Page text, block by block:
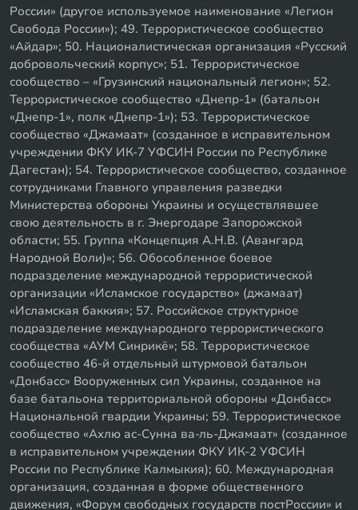
России» (другое используемое наименование «Легион
Свобода России»); 49. Террористическое сообщество
«Айдар»; 50. Националистическая организация «Русский
добровольческий корпус»; 51. Террористическое
сообщество – «Грузинский национальный легион»; 52.
Террористическое сообщество «Днепр-1» (батальон
«Днепр-1», полк «Днепр-1»); 53. Террористическое
сообщество «Джамаат» (созданное в исправительном
учреждении ФКУ ИК-7 УФСИН России по Республике
Дагестан); 54. Террористическое сообщество, созданное
сотрудниками Главного управления разведки
Министерства обороны Украины и осуществлявшее
свою деятельность в г. Энергодаре Запорожской
области; 55. Группа «Концепция А.Н.В. (Авангард
Народной Воли)»; 56. Обособленное боевое
подразделение международной террористической
организации «Исламское государство» (джамаат)
«Исламская баккия»; 57. Российское структурное
подразделение международного террористического
сообщества «АУМ Синрикё»; 58. Террористическое
сообщество 46-й отдельный штурмовой батальон
«Донбасс» Вооруженных сил Украины, созданное на
базе батальона территориальной обороны «Донбасс»
Национальной гвардии Украины; 59. Террористическое
сообщество «Ахлю ас-Сунна ва-ль-Джамаат» (созданное
в исправительном учреждении ФКУ ИК-2 УФСИН
России по Республике Калмыкия); 60. Международная
организация, созданная в форме общественного
движения, «Форум свободных государств постРоссии» и